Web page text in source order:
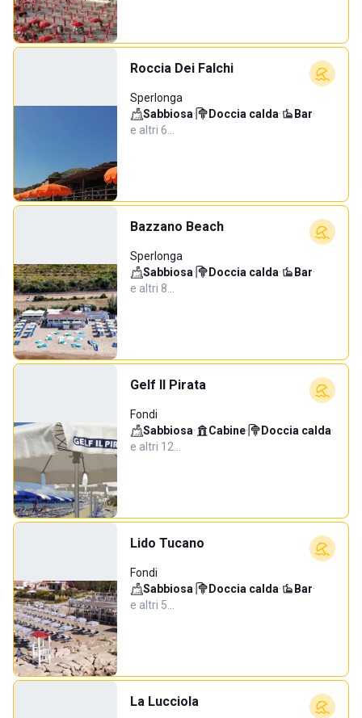
Roccia Dei Falchi
Sperlonga
Sabbiosa· Doccia calda· Bar·
e altri 6…
Bazzano Beach
Sperlonga
Sabbiosa· Doccia calda· Bar·
e altri 8…
Gelf Il Pirata
Fondi
Sabbiosa· Cabine· Doccia calda·
e altri 12…
Lido Tucano
Fondi
Sabbiosa· Doccia calda· Bar·
e altri 5…
La Lucciola